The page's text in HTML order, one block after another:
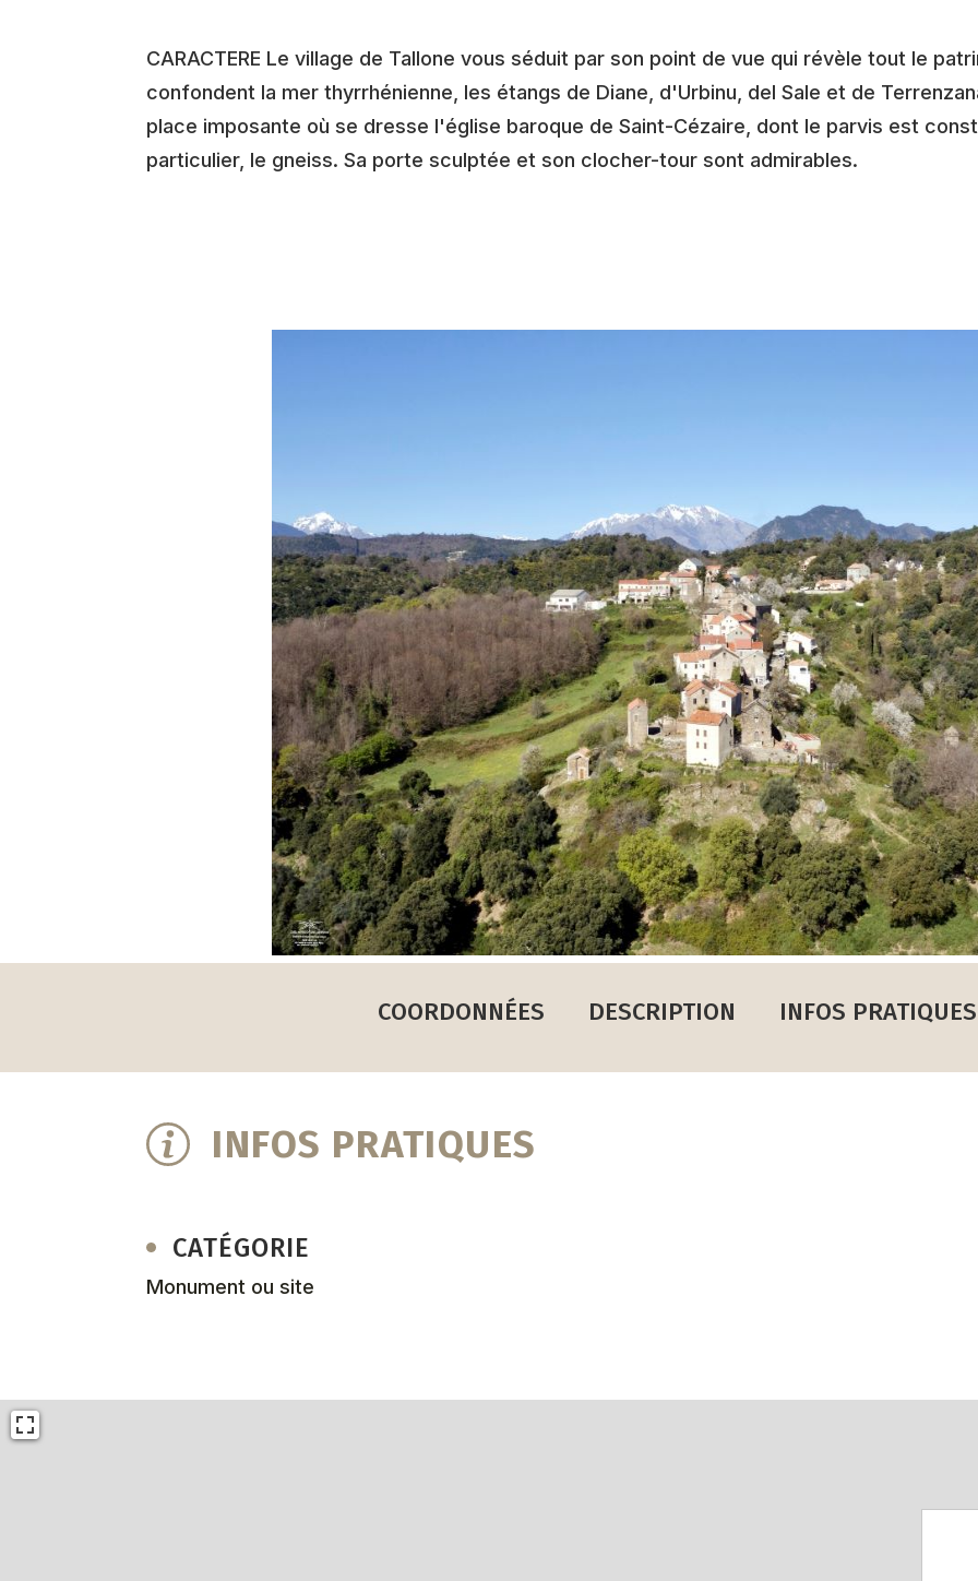
CARACTERE Le village de Tallone vous séduit par son point de vue qui révèle tout le
confondent la mer thyrrhénienne, les étangs de Diane, d'Urbinu, del Sale et de
place imposante où se dresse l'église baroque de Saint-Cézaire, dont le parvis est
particulier, le gneiss. Sa porte sculptée et son clocher-tour sont admirables.
COORDONNÉES DESCRIPTION INFOS PRATIQUES
INFOS PRATIQUES
CATÉGORIE
Monument ou site